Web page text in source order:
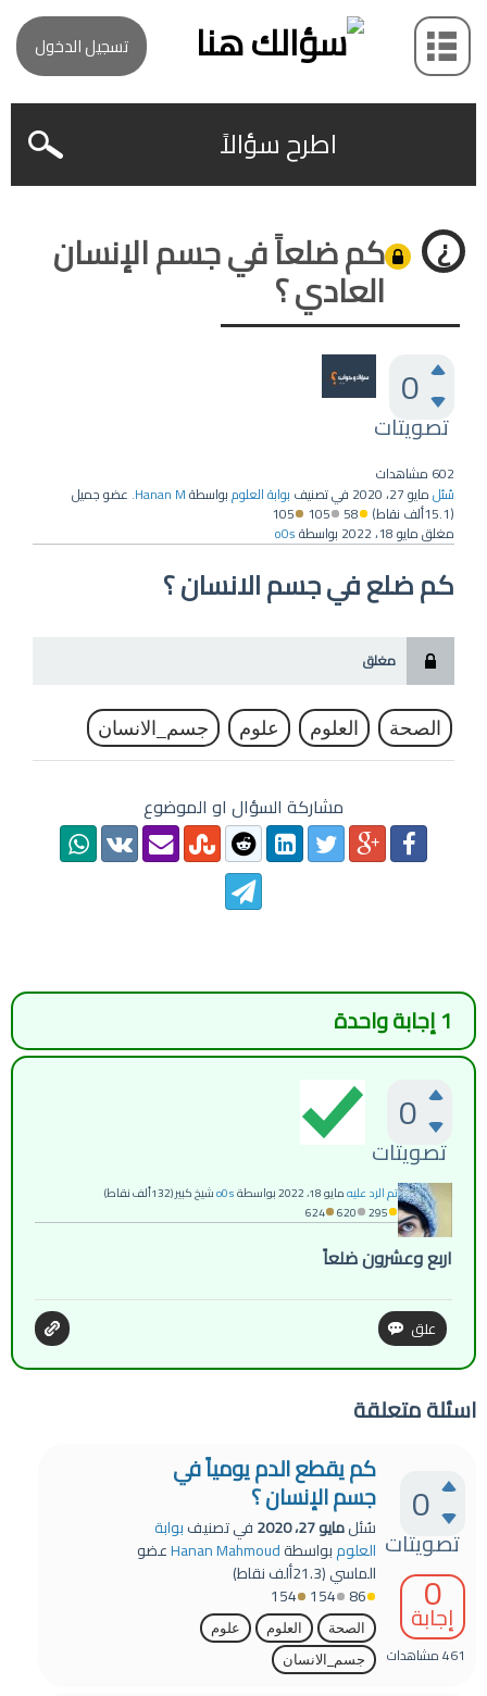
تسجيل الدخول
اطرح سؤالاً
كم ضلعاً في جسم الإنسان
العادي ؟
0
تصويتات
602 مشاهدات
سُئلمايو 27، 2020 في تصنيف بوابة العلومبواسطةHanan M. عضو جميل
(15.1ألف نقاط) 58
105
105
مغلقمايو 18، 2022 بواسطةo0s
كم ضلع في جسم الانسان ؟
مغلق
الصحة العلوم علوم جسم_الانسان
مشاركة السؤال او الموضوع
1إجابة واحدة
0
تصويتات
تم الرد عليهمايو 18، 2022 بواسطةo0sشيخ كبير(132ألف
نقاط)
295
620
624
اربع وعشرون ضلعاً
اسئلة متعلقة
0
تصويتات
0
إجابة
461مشاهدات
كم يقطع الدم يومياً في
جسم الإنسان ؟
سُئلمايو 27، 2020 في تصنيفبوابة
العلومبواسطةHanan Mahmoudعضو
الماسي(21.3ألف
نقاط)
86
154
154
الصحة العلوم
علوم
جسم_الانسان